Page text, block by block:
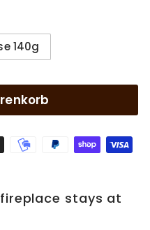
140g
stays at